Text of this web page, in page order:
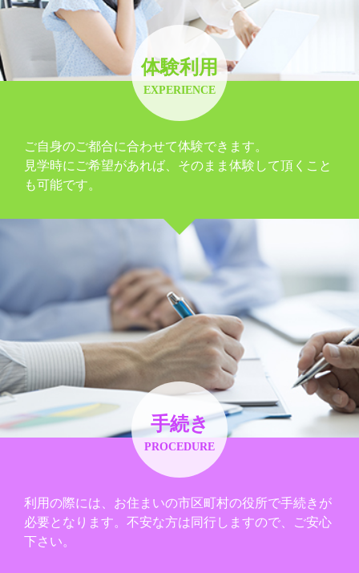
体験利用
EXPERIENCE
ご自身のご都合に合わせて体験できます。
見学時にご希望があれば、そのまま体験して頂くこと
も可能です。
手続き
PROCEDURE
利用の際には、お住まいの市区町村の役所で手続きが
必要となります。不安な方は同行しますので、ご安心
下さい。